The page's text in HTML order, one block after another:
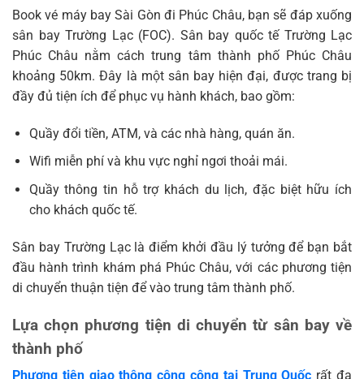
Book vé máy bay Sài Gòn đi Phúc Châu, bạn sẽ đáp xuống
sân bay Trường Lạc (FOC). Sân bay quốc tế Trường Lạc
Phúc Châu nằm cách trung tâm thành phố Phúc Châu
khoảng 50km. Đây là một sân bay hiện đại, được trang bị
đầy đủ tiện ích để phục vụ hành khách, bao gồm:
Quầy đổi tiền, ATM, và các nhà hàng, quán ăn.
Wifi miễn phí và khu vực nghỉ ngơi thoải mái.
Quầy thông tin hỗ trợ khách du lịch, đặc biệt hữu ích
cho khách quốc tế.
Sân bay Trường Lạc là điểm khởi đầu lý tưởng để bạn bắt
đầu hành trình khám phá Phúc Châu, với các phương tiện
di chuyển thuận tiện để vào trung tâm thành phố.
Lựa chọn phương tiện di chuyển từ sân bay về
thành phố
Phương tiện giao thông công cộng tại Trung Quốc rất đa